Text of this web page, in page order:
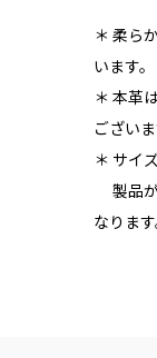
＊ 柔ら
います。
＊ 本革
ございま
＊ サイ
製品が
なります